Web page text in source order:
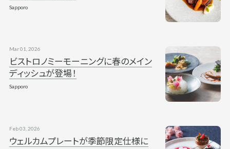
Sapporo
ビストロノミーモーニングに春のメイン
ディッシュが登場！
Mar 01, 2026
Sapporo
ウェルカムプレートが季節限定仕様に
Feb 03, 2026